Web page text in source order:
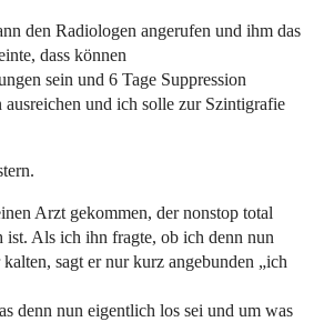
den Radiologen angerufen und ihm das
dass können
sein und 6 Tage Suppression
und ich solle zur Szintigrafie
Arzt gekommen, der nonstop total
Als ich ihn fragte, ob ich denn nun
sagt er nur kurz angebunden „ich
denn nun eigentlich los sei und um was